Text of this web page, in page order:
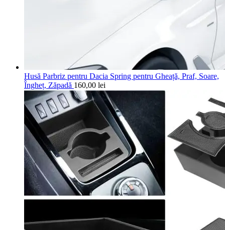
Husă Parbriz pentru Dacia Spring pentru Gheață, Praf, Soare,
Îngheț, Zăpadă 160,00 lei